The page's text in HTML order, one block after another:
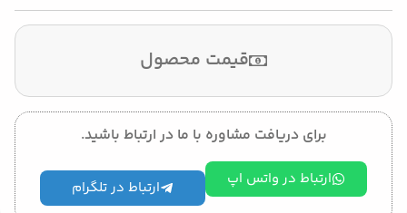
قیمت محصول
برای دریافت مشاوره با ما در ارتباط باشید.
ارتباط در واتس اپ ارتباط در تلگرام